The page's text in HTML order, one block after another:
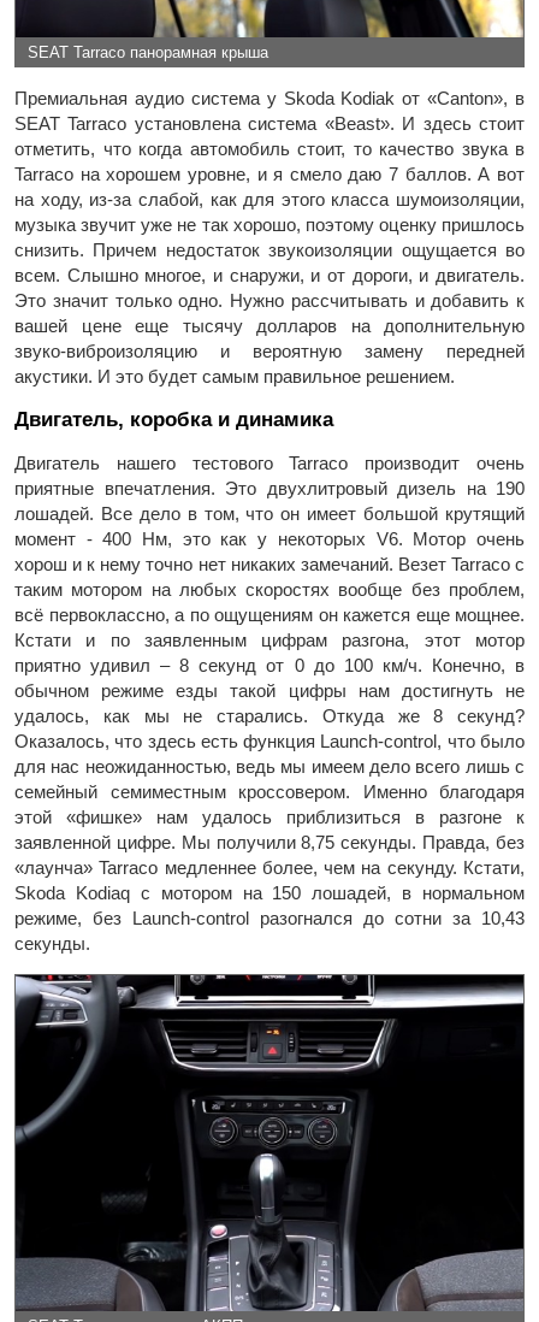
SEAT Tarraco панорамная крыша
Премиальная аудио система у Skoda Kodiak от «Canton», в
SEAT Tarraco установлена система «Beast». И здесь стоит
отметить, что когда автомобиль стоит, то качество звука в
Tarraco на хорошем уровне, и я смело даю 7 баллов. А вот
на ходу, из-за слабой, как для этого класса шумоизоляции,
музыка звучит уже не так хорошо, поэтому оценку пришлось
снизить. Причем недостаток звукоизоляции ощущается во
всем. Слышно многое, и снаружи, и от дороги, и двигатель.
Это значит только одно. Нужно рассчитывать и добавить к
вашей цене еще тысячу долларов на дополнительную
звуко-виброизоляцию и вероятную замену передней
акустики. И это будет самым правильное решением.
Двигатель, коробка и динамика
Двигатель нашего тестового Tarraco производит очень
приятные впечатления. Это двухлитровый дизель на 190
лошадей. Все дело в том, что он имеет большой крутящий
момент - 400 Нм, это как у некоторых V6. Мотор очень
хорош и к нему точно нет никаких замечаний. Везет Tarraco с
таким мотором на любых скоростях вообще без проблем,
всё первоклассно, а по ощущениям он кажется еще мощнее.
Кстати и по заявленным цифрам разгона, этот мотор
приятно удивил – 8 секунд от 0 до 100 км/ч. Конечно, в
обычном режиме езды такой цифры нам достигнуть не
удалось, как мы не старались. Откуда же 8 секунд?
Оказалось, что здесь есть функция Launch-control, что было
для нас неожиданностью, ведь мы имеем дело всего лишь с
семейный семиместным кроссовером. Именно благодаря
этой «фишке» нам удалось приблизиться в разгоне к
заявленной цифре. Мы получили 8,75 секунды. Правда, без
«лаунча» Tarraco медленнее более, чем на секунду. Кстати,
Skoda Kodiaq с мотором на 150 лошадей, в нормальном
режиме, без Launch-control разогнался до сотни за 10,43
секунды.